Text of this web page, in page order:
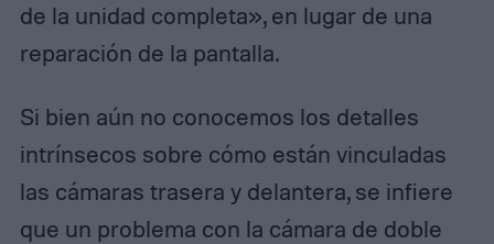
de la unidad completa», en lugar de una
reparación de la pantalla.
Si bien aún no conocemos los detalles
intrínsecos sobre cómo están vinculadas
las cámaras trasera y delantera, se infiere
que un problema con la cámara de doble